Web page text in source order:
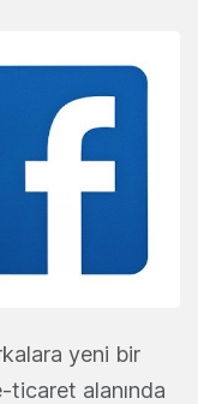
yeni bir
ticaret alanında